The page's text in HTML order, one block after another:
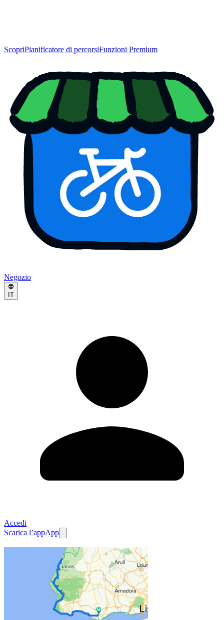
ScopriPianificatore di percorsiFunzioni Premium
Negozio
IT
Accedi
Scarica l’appApp